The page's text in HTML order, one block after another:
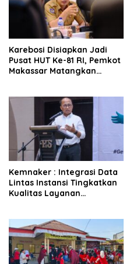
Karebosi Disiapkan Jadi
Pusat HUT Ke-81 RI, Pemkot
Makassar Matangkan
Kemnaker : Integrasi Data
Lintas Instansi Tingkatkan
Kualitas Layanan